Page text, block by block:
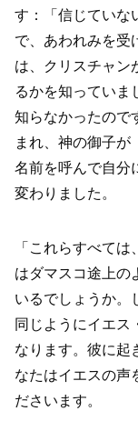
す：「信じていな
で、あわれみを受
は、クリスチャン
るかを知っていま
知らなかったので
まれ、神の御子が
名前を呼んで自分
変わりました。
「これらすべて
はダマスコ途上の
いるでしょうか。
同じようにイエス
なります。彼に起
なたはイエスの声
ださいます。